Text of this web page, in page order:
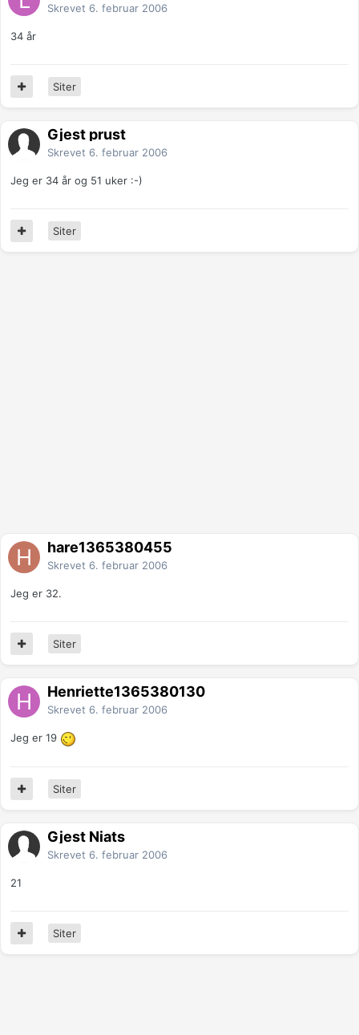
Skrevet 6. februar 2006
34 år
Siter
Gjest prust
Skrevet 6. februar 2006
Jeg er 34 år og 51 uker :-)
Siter
hare1365380455
Skrevet 6. februar 2006
Jeg er 32.
Siter
Henriette1365380130
Skrevet 6. februar 2006
Jeg er 19
Siter
Gjest Niats
Skrevet 6. februar 2006
21
Siter